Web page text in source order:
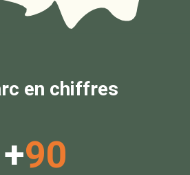
en chiffres
+90